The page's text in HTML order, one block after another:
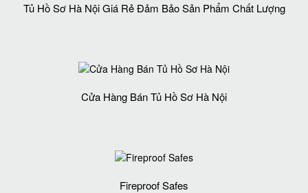
Tủ Hồ Sơ Hà Nội Giá Rẻ Đảm Bảo Sản Phẩm Chất Lượng‎
Cửa Hàng Bán Tủ Hồ Sơ Hà Nội
Fireproof Safes